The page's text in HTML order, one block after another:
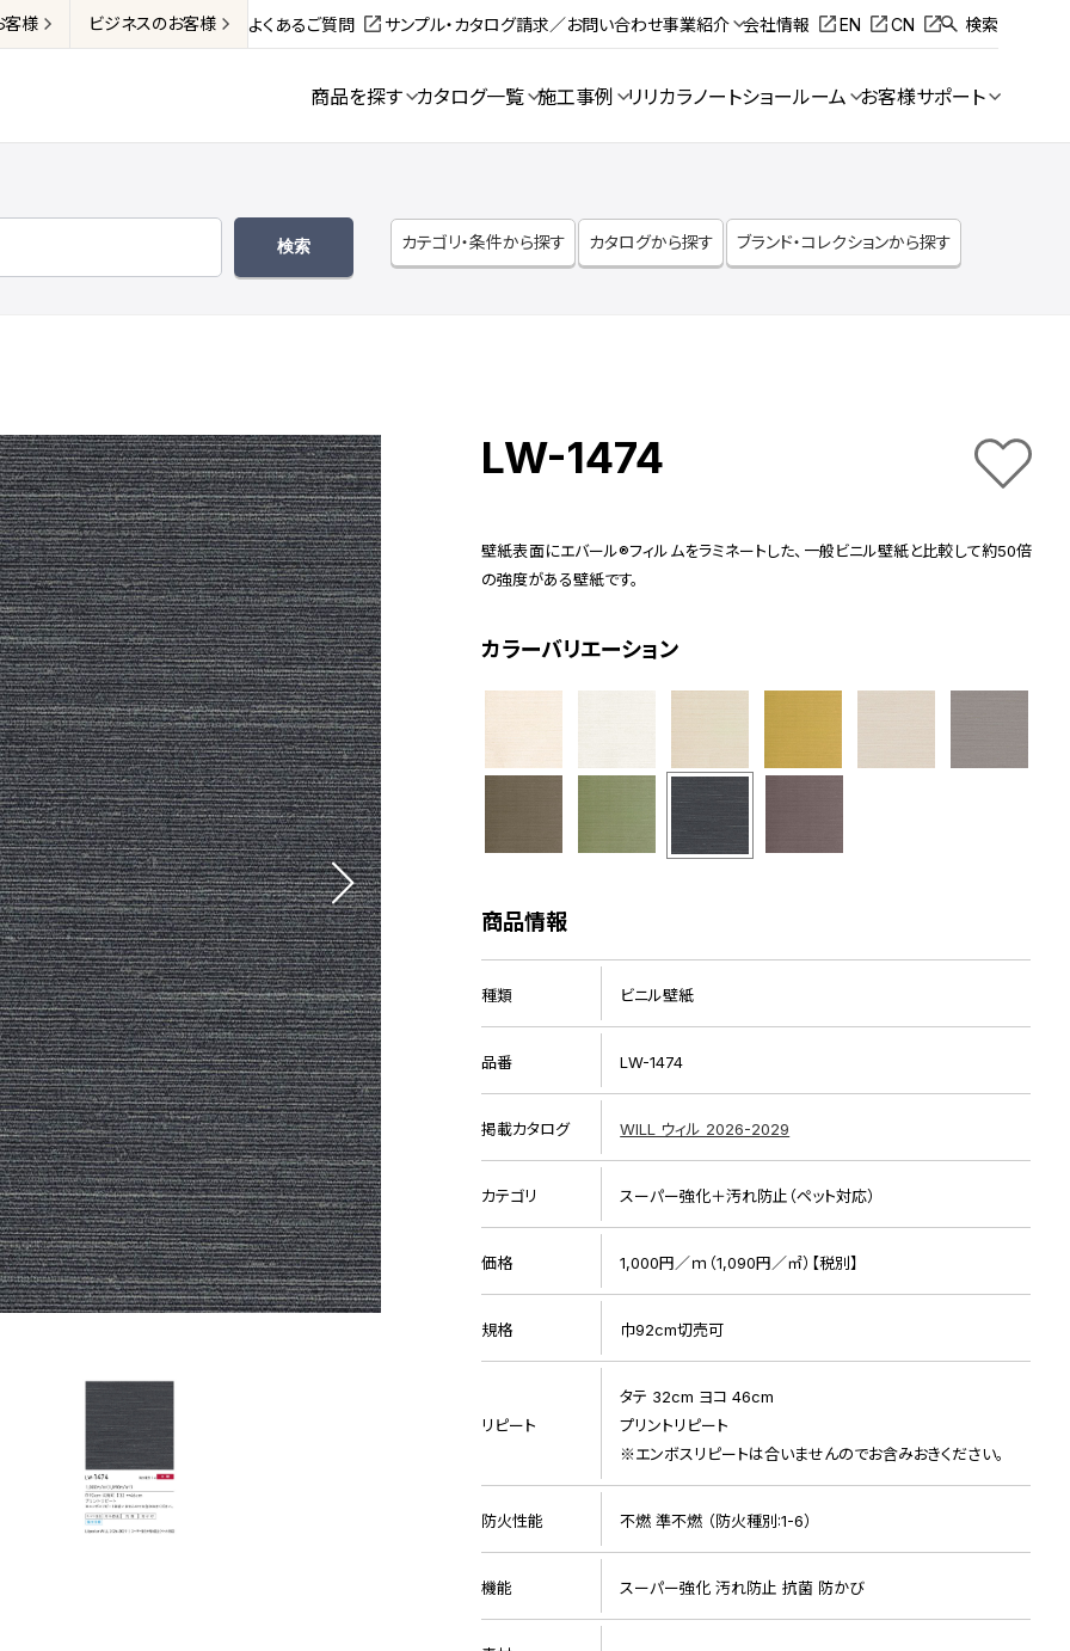
客様 ビジネスのお客様 よくあるご質問 サンプル・カタログ請求／お問い合わせ事業紹介 会社情報 EN CN 検索
商品を探す カタログ一覧 施工事例 リリカラノートショールーム お客様サポート
カテゴリ・条件から探す カタログから探す ブランド・コレクションから探す
LW-1474
壁紙表面にエバール®フィルムをラミネートした、一般ビニル壁紙と比較して約50倍
の強度がある壁紙です。
カラーバリエーション
商品情報
種類 ビニル壁紙
品番 LW-1474
掲載カタログ WILL ウィル 2026-2029
カテゴリ スーパー強化＋汚れ防止（ペット対応）
価格 1,000円／ｍ（1,090円／㎡）【税別】
規格 巾92cm切売可
リピート
タテ 32cm ヨコ 46cm
プリントリピート
※エンボスリピートは合いませんのでお含みおきください。
防火性能 不燃 準不燃 （防火種別:1-6）
機能 スーパー強化 汚れ防止 抗菌 防かび